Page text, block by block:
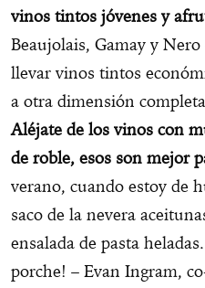
vinos tintos jóvenes y
Beaujolais, Gamay y
llevar vinos tintos
a otra dimensión
Aléjate de los vinos con
de roble, esos son mejor
verano, cuando estoy de
saco de la nevera
ensalada de pasta
porche! – Evan Ingram,